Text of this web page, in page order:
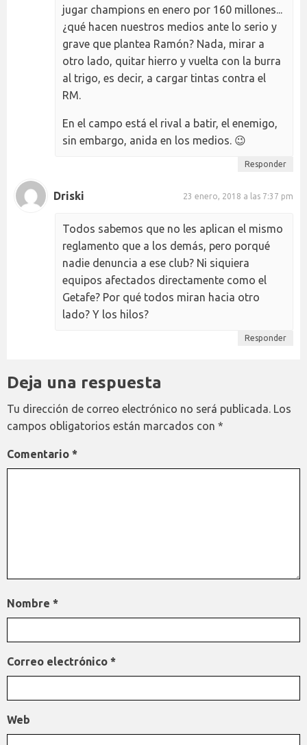
jugar champions en enero por 160 millones...
¿qué hacen nuestros medios ante lo serio y
grave que plantea Ramón? Nada, mirar a
otro lado, quitar hierro y vuelta con la burra
al trigo, es decir, a cargar tintas contra el
RM.
En el campo está el rival a batir, el enemigo,
sin embargo, anida en los medios. 😉
Responder
Driski 23 enero, 2018 a las 7:37 pm
Todos sabemos que no les aplican el mismo
reglamento que a los demás, pero porqué
nadie denuncia a ese club? Ni siquiera
equipos afectados directamente como el
Getafe? Por qué todos miran hacia otro
lado? Y los hilos?
Responder
Deja una respuesta
Tu dirección de correo electrónico no será publicada. Los
campos obligatorios están marcados con *
Comentario *
Nombre *
Correo electrónico *
Web